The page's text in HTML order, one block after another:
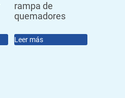
rampa de
quemadores
Leer más